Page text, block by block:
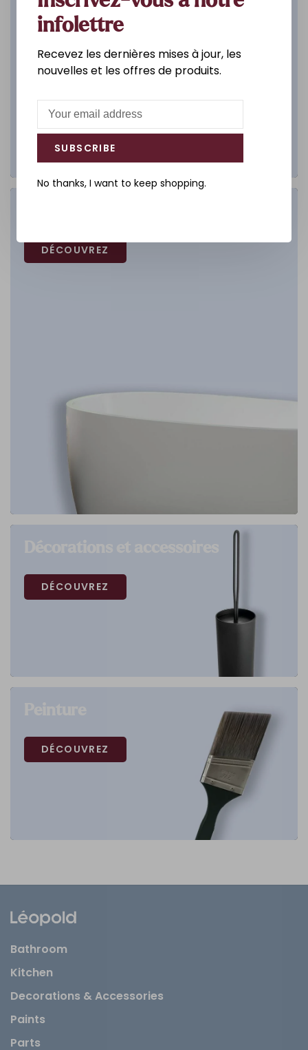
DÉCOUVREZ
DÉCOUVREZ
DÉCOUVREZ
Bathroom
Kitchen
Decorations & Accessories
Paints
Parts
infolettre
Recevez les dernières mises à jour, les
nouvelles et les offres de produits.
SUBSCRIBE
No thanks, I want to keep shopping.